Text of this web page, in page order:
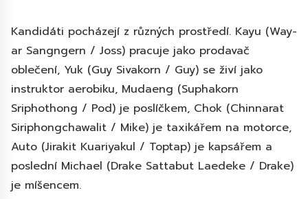
Kandidáti pocházejí z různých prostředí. Kayu (Way-
ar Sangngern / Joss) pracuje jako prodavač
oblečení, Yuk (Guy Sivakorn / Guy) se živí jako
instruktor aerobiku, Mudaeng (Suphakorn
Sriphothong / Pod) je poslíčkem, Chok (Chinnarat
Siriphongchawalit / Mike) je taxikářem na motorce,
Auto (Jirakit Kuariyakul / Toptap) je kapsářem a
poslední Michael (Drake Sattabut Laedeke / Drake)
je míšencem.